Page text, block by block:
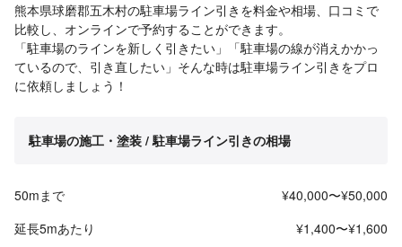
熊本県球磨郡五木村の駐車場ライン引きを料金や相場、口コミで
比較し、オンラインで予約することができます。
「駐車場のラインを新しく引きたい」「駐車場の線が消えかかっ
ているので、引き直したい」そんな時は駐車場ライン引きをプロ
に依頼しましょう！
駐車場の施工・塗装 / 駐車場ライン引きの相場
50mまで
¥40,000〜¥50,000
延長5mあたり
¥1,400〜¥1,600